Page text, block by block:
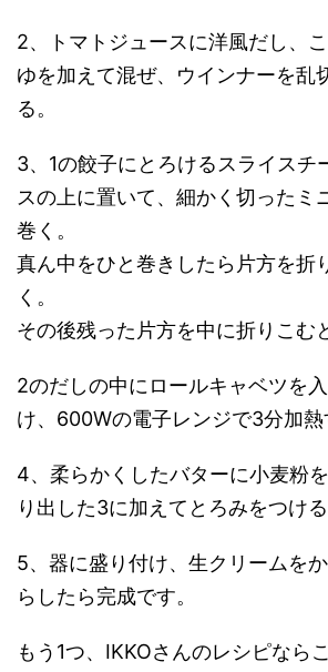
2、トマトジュースに洋風だし、
ゆを加えて混ぜ、ウインナーを乱
る。
3、1の餃子にとろけるスライスチ
スの上に置いて、細かく切ったミ
巻く。
真ん中をひと巻きしたら片方を折
く。
その後残った片方を中に折りこむ
2のだしの中にロールキャベツを
け、600Wの電子レンジで3分加熱
4、柔らかくしたバターに小麦粉
り出した3に加えてとろみをつける
5、器に盛り付け、生クリームを
らしたら完成です。
もう1つ、IKKOさんのレシピなら